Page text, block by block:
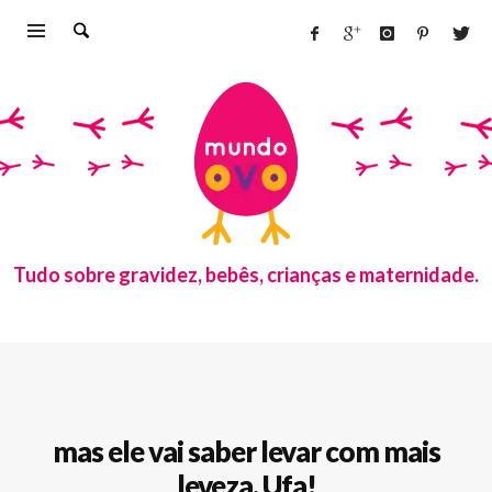
Tudo sobre gravidez, bebês, crianças e maternidade.
mas ele vai saber levar com mais